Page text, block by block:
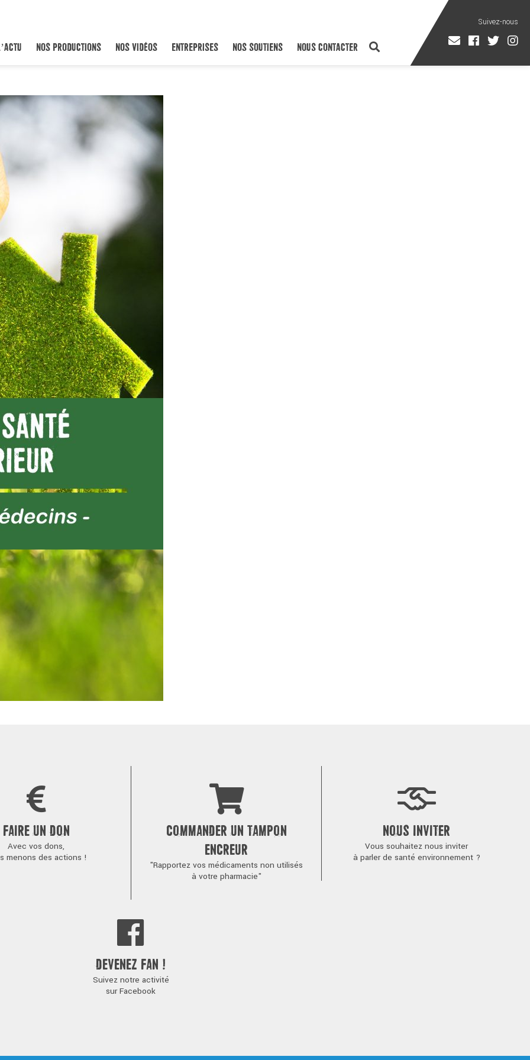
NOS PRODUCTIONS NOS VIDÉOS ENTREPRISES NOS SOUTIENS NOUS CONTACTER
FAIRE UN DON
Avec vos dons,
menons des actions !
COMMANDER UN TAMPON
ENCREUR
"Rapportez vos médicaments non utilisés
à votre pharmacie"
NOUS INVITER
Vous souhaitez nous inviter
à parler de santé environnement ?
DEVENEZ FAN !
Suivez notre activité
sur Facebook